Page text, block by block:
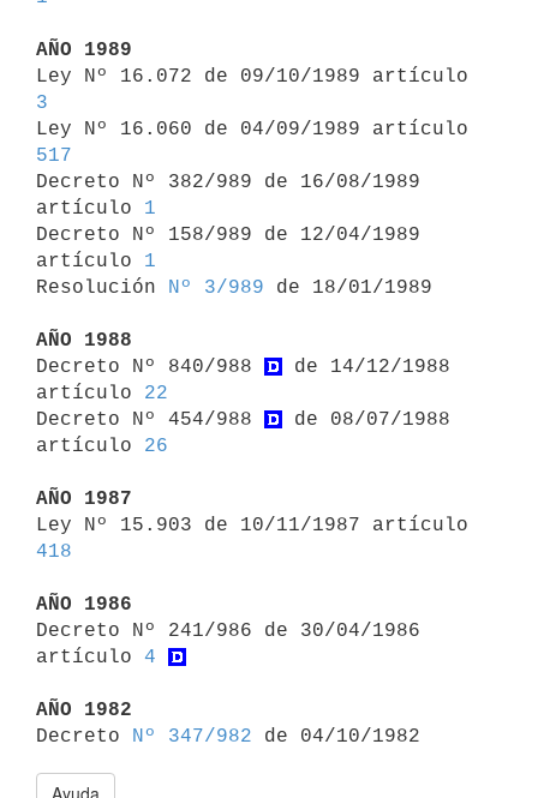
AÑO 1989
3
517
Decreto Nº 382/989 de 16/08/1989
artículo 1
Decreto Nº 158/989 de 12/04/1989
artículo 1
Resolución
Nº 3/989 de 18/01/1989
AÑO 1988
Decreto Nº 840/988
de 14/12/1988
artículo 22
Decreto Nº 454/988
de 08/07/1988
artículo 26
AÑO 1987
418
AÑO 1986
Decreto Nº 241/986 de 30/04/1986
artículo 4
AÑO 1982
Decreto
Nº 347/982
Ayuda